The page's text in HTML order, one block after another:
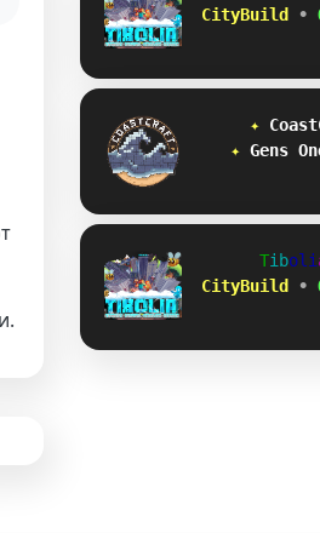
CityBuild
•
✦ Coast
✦ Gens On
Ti bol i
CityBuild
•